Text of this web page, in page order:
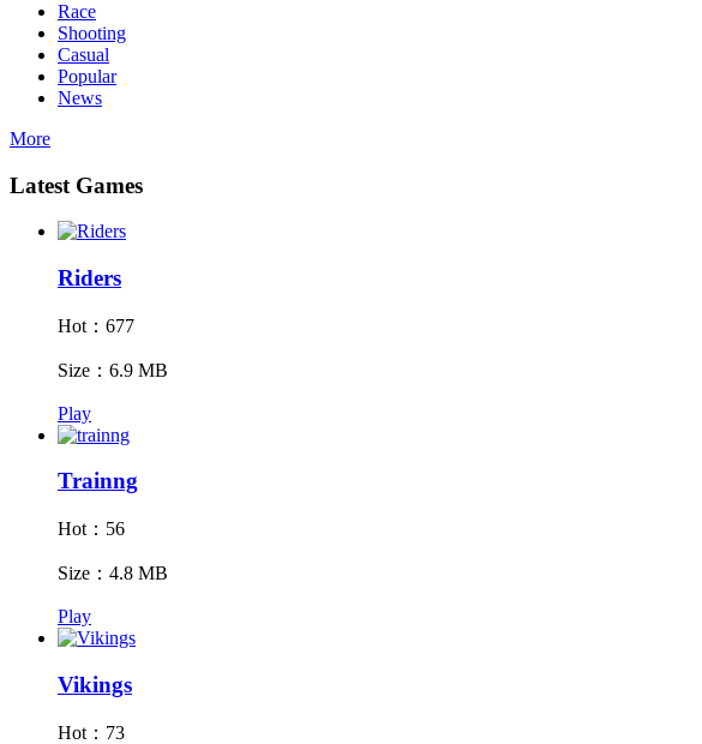
Race
Shooting
Casual
Popular
News
More
Latest Games
Riders
Hot：677
Size：6.9 MB
Play
Trainng
Hot：56
Size：4.8 MB
Play
Vikings
Hot：73